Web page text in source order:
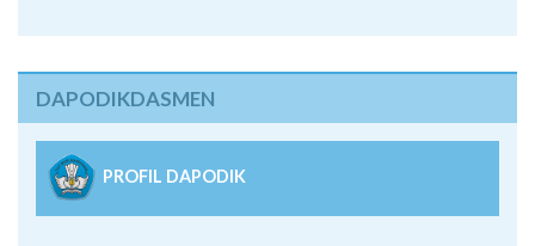
DAPODIKDASMEN
PROFIL DAPODIK